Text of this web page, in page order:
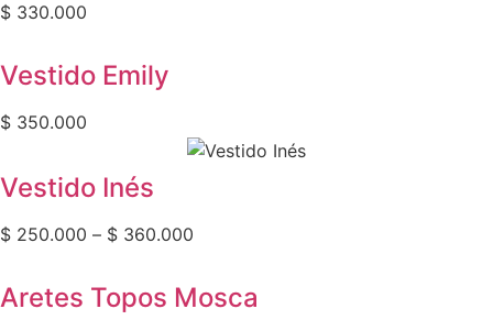
$ 330.000
Vestido Emily
$ 350.000
Vestido Inés
$ 250.000 – $ 360.000
Aretes Topos Mosca